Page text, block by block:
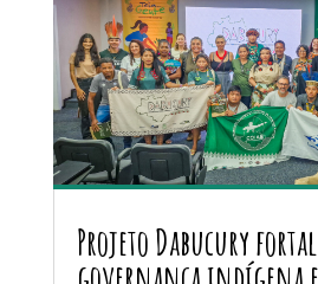
Projeto Dabucury